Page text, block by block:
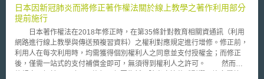
USPTO)是否有權依照 The Lanham Act第2條a款規定駁回商標申請的權利
進行爭執，該條規定「包含不道德、欺騙、誹謗性、貶損或誤導他人(不論
註冊為商標」。 該案在2015年12月22日於美國聯邦巡迴上訴法院進行
判決，法院認為，儘管是具攻擊性的歧視言論，亦受到美國聯邦憲法第一修
正案所保障，故美國政府不得以商標圖案的言論內容具攻擊性為理由，拒絕
商標的註冊。本案經上訴於美國聯邦最高法院，最高法院於2016年9月29日
日本因新冠肺炎而將修正著作權法關於線上教學之著作利用部分
提前施行
日本著作權法在2018年修正時，在第35條針對教育相關資通訊（利用
網路進行線上教學與傳送預複習資料）之權利對應規定進行增修。修正前，
利用人在每次利用時，均需獲得個別權利人之同意並支付授權金；而修正
後，僅需一站式的支付補償金即可，無須得到權利人之許可。 然而本